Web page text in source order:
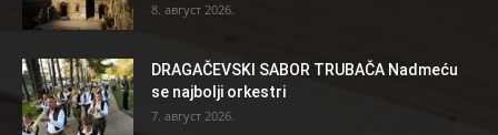
8. август 2026.
DRAGAČEVSKI SABOR TRUBAČA Nadmeću
se najbolji orkestri
7. август 2026.